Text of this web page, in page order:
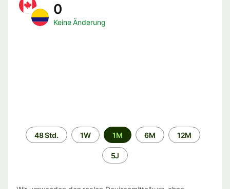
0
Keine Änderung
Zeitraum
48 Std. 1W 1M 6M 12M
5J